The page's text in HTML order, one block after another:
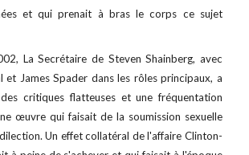
et qui prenait à bras le corps ce sujet
La Secrétaire de Steven Shainberg, avec
et James Spader dans les rôles principaux, a
critiques flatteuses et une fréquentation
œuvre qui faisait de la soumission sexuelle
Un effet collatéral de l'affaire Clinton-